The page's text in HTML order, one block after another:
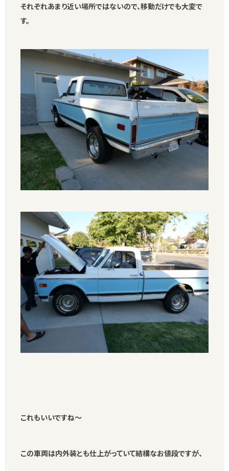
それぞれあまり近い場所ではないので、移動だけでも大変で
す。
これもいいですね～
この車両は内外装とも仕上がっていて結構なお値段ですが、